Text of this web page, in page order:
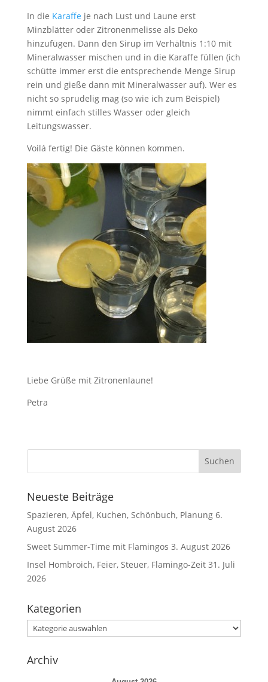
In die Karaffe je nach Lust und Laune erst
Minzblätter oder Zitronenmelisse als Deko
hinzufügen. Dann den Sirup im Verhältnis 1:10 mit
Mineralwasser mischen und in die Karaffe füllen (ich
schütte immer erst die entsprechende Menge Sirup
rein und gieße dann mit Mineralwasser auf). Wer es
nicht so sprudelig mag (so wie ich zum Beispiel)
nimmt einfach stilles Wasser oder gleich
Leitungswasser.
Voilá fertig! Die Gäste können kommen.
Liebe Grüße mit Zitronenlaune!
Petra
Neueste Beiträge
Spazieren, Äpfel, Kuchen, Schönbuch, Planung 6.
August 2026
Sweet Summer-Time mit Flamingos 3. August 2026
Insel Hombroich, Feier, Steuer, Flamingo-Zeit 31. Juli
2026
Kategorien
Kategorien
Archiv